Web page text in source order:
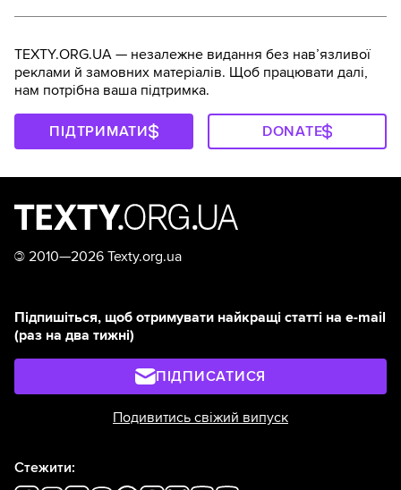
TEXTY.ORG.UA — незалежне видання без навʼязливої
реклами й замовних матеріалів. Щоб працювати далі,
нам потрібна ваша підтримка.
ПІДТРИМАТИ DONATE
© 2010—2026 Texty.org.ua
Підпишіться, щоб отримувати найкращі статті на e-mail
(раз на два тижні)
ПІДПИСАТИСЯ
Подивитись свіжий випуск
Стежити: